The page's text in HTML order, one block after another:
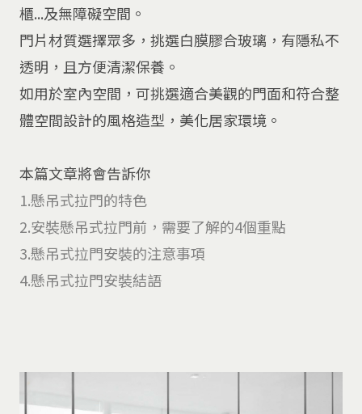
櫃...及無障礙空間。
門片材質選擇眾多，挑選白膜膠合玻璃，有隱私不
透明，且方便清潔保養。
如用於室內空間，可挑選適合美觀的門面和符合整
體空間設計的風格造型，美化居家環境。
本篇文章將會告訴你
1.懸吊式拉門的特色
2.安裝懸吊式拉門前，需要了解的4個重點
3.懸吊式拉門安裝的注意事項
4.懸吊式拉門安裝結語